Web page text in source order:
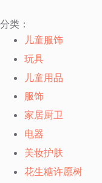
过
内
容
分类：
儿童服饰
玩具
儿童用品
服饰
家居厨卫
电器
美妆护肤
花生糖许愿树